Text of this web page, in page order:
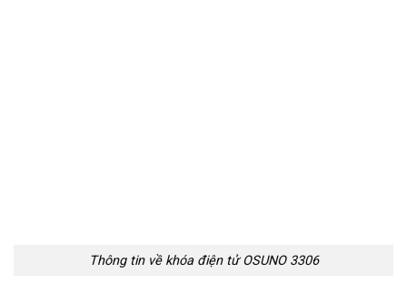
Thông tin về khóa điện tử OSUNO 3306